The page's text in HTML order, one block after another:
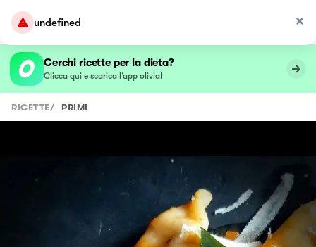
undefined
Cerchi ricette per la dieta?
Clicca qui e scarica l’app olivia!
RICETTE/ PRIMI